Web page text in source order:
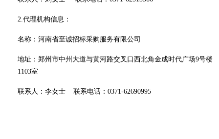
2.代理机构信息：
名称：河南省至诚招标采购服务有限公司
地址：郑州市中州大道与黄河路交叉口西北角金成时代广场9号楼
1103室
联系人：李女士 联系电话： 0371-62690995